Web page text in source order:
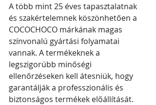
A több mint 25 éves tapasztalatnak
és szakértelemnek köszönhetően a
COCOCHOCO márkának magas
színvonalú gyártási folyamatai
vannak. A termékeknek a
legszigorúbb minőségi
ellenőrzéseken kell átesniük, hogy
garantálják a professzionális és
biztonságos termékek előállítását.